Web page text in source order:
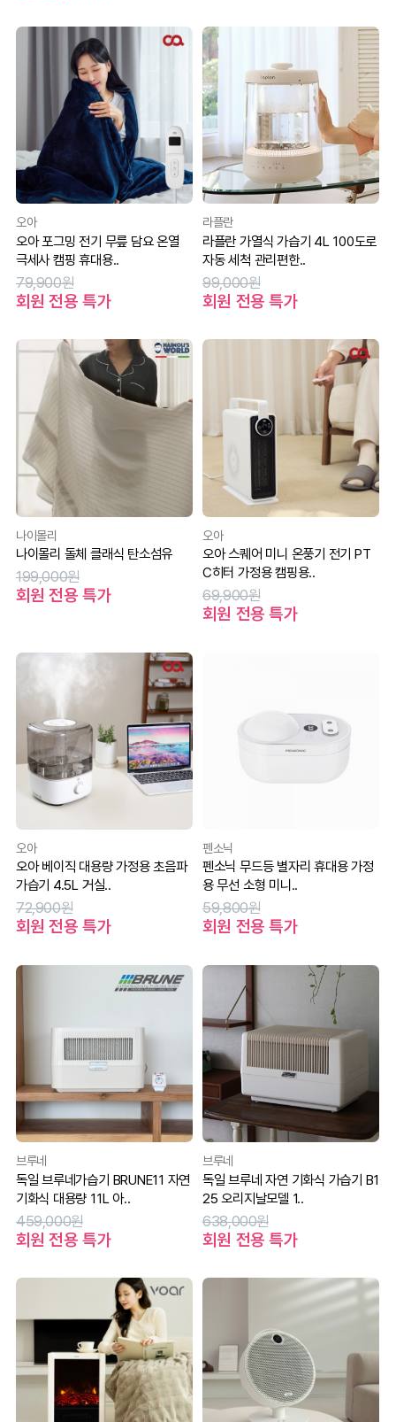
오아
오아 포그밍 전기 무릎 담요 온열
극세사 캠핑 휴대용..
79,900원
회원 전용 특가
라플란
라플란 가열식 가습기 4L 100도로
자동 세척 관리편한..
99,000원
회원 전용 특가
나이몰리
나이몰리 돌체 클래식 탄소섬유
199,000원
회원 전용 특가
오아
오아 스퀘어 미니 온풍기 전기 PT
C히터 가정용 캠핑용..
69,900원
회원 전용 특가
오아
오아 베이직 대용량 가정용 초음파
가습기 4.5L 거실..
72,900원
회원 전용 특가
펜소닉
펜소닉 무드등 별자리 휴대용 가정
용 무선 소형 미니..
59,800원
회원 전용 특가
브루네
독일 브루네가습기 BRUNE11 자연
기화식 대용량 11L 아..
459,000원
회원 전용 특가
브루네
독일 브루네 자연 기화식 가습기 B1
25 오리지날모델 1..
638,000원
회원 전용 특가